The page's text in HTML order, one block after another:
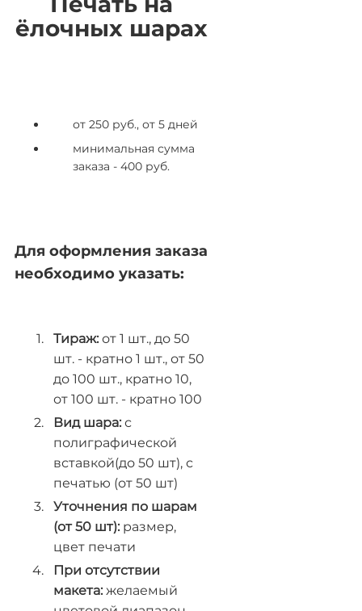
ёлочных шарах
от 250 руб., от 5 дней
минимальная сумма
заказа - 400 руб.
Для оформления заказа
необходимо указать:
Тираж:от 1 шт., до 50
шт. - кратно 1 шт., от 50
до 100 шт., кратно 10,
от 100 шт. - кратно 100
Вид шара:с
полиграфической
вставкой(до 50 шт), с
печатью (от 50 шт)
Уточнения по шарам
(от 50 шт):размер,
цвет печати
При отсутствии
макета:желаемый